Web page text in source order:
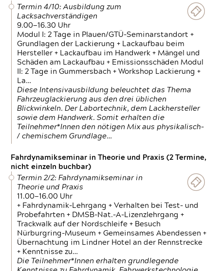
Termin 4/10: Ausbildung zum
Lacksachverständigen
9.00—16.30 Uhr
Modul I: 2 Tage in Plauen/GTÜ-Seminarstandort +
Grundlagen der Lackierung + Lackaufbau beim
Hersteller + Lackaufbau im Handwerk + Mängel und
Schäden am Lackaufbau + Emissionsschäden Modul
II: 2 Tage in Gummersbach + Workshop Lackierung +
La…
Diese Intensivausbildung beleuchtet das Thema
Fahrzeuglackierung aus den drei üblichen
Blickwinkeln. Der Labortechnik, dem Lackhersteller
sowie dem Handwerk. Somit erhalten die
Teilnehmer*Innen den nötigen Mix aus physikalisch-
/ chemischem Grundlage…
Fahrdynamikseminar in Theorie und Praxis (2 Termine,
nicht einzeln buchbar)
Termin 2/2: Fahrdynamikseminar in
Theorie und Praxis
11.00—16.00 Uhr
+ Fahrdynamik-Lehrgang + Verhalten bei Test- und
Probefahrten + DMSB-Nat.-A-Lizenzlehrgang +
Trackwalk auf der Nordschleife + Besuch
Nürburgring-Museum + Gemeinsames Abendessen +
Übernachtung im Lindner Hotel an der Rennstrecke
+ Kenntnisse zu…
Die Teilnehmer*Innen erhalten grundlegende